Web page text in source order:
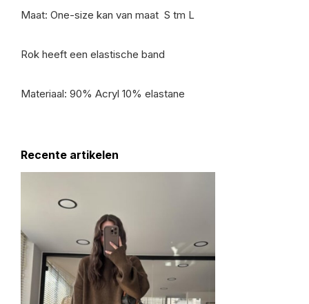
Maat: One-size kan van maat S tm L
Rok heeft een elastische band
Materiaal: 90% Acryl 10% elastane
Recente artikelen